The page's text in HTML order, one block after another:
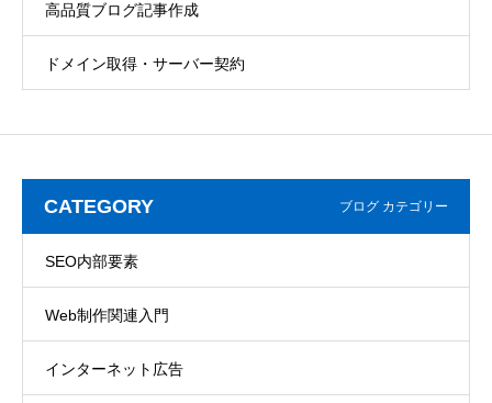
高品質ブログ記事作成
ドメイン取得・サーバー契約
CATEGORY ブログ カテゴリー
SEO内部要素
Web制作関連入門
インターネット広告